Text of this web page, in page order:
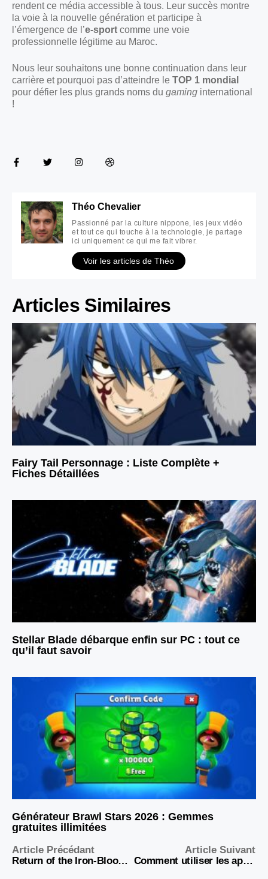
rendent ce média accessible à tous. Leur succès montre
la voie à la nouvelle génération et participe à
l’émergence de l’e-sport comme une voie
professionnelle légitime au Maroc.
Nous leur souhaitons une bonne continuation dans leur
carrière et pourquoi pas d’atteindre le TOP 1 mondial
pour défier les plus grands noms du gaming international
!
Théo Chevalier
Passionné par la culture nippone, les jeux vidéo
et tout ce qui touche à la technologie, je partage
ici uniquement ce qui me fait vibrer.
Voir les articles de Théo
Articles Similaires
Fairy Tail Personnage : Liste Complète +
Fiches Détaillées
Stellar Blade débarque enfin sur PC : tout ce
qu’il faut savoir
Générateur Brawl Stars 2026 : Gemmes
gratuites illimitées
Article Précédant
Return of the Iron-Blooded Hound Scan 114 : analyse complète
Article Suivant
Comment utiliser les apps pour l’analyse tactique avancée ?